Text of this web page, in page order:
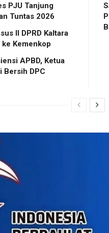
PJU Tanjung
Tuntas 2026
II DPRD Kaltara
Kemenkop
APBD, Ketua
Bersih DPC